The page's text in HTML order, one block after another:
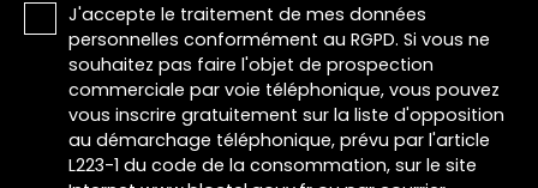
J'accepte le traitement de mes données
personnelles conformément au RGPD. Si vous ne
souhaitez pas faire l'objet de prospection
commerciale par voie téléphonique, vous pouvez
vous inscrire gratuitement sur la liste d'opposition
au démarchage téléphonique, prévu par l'article
L223-1 du code de la consommation, sur le site